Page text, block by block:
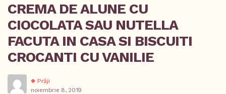
CREMA DE ALUNE CU
CIOCOLATA SAU NUTELLA
FACUTA IN CASA SI BISCUITI
CROCANTI CU VANILIE
Prăji
noiembrie 8, 2019